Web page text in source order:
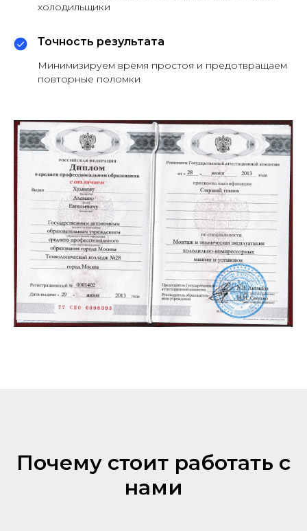
холодильщики
Точность результата
Минимизируем время простоя и предотвращаем
повторные поломки
Почему стоит работать с
нами